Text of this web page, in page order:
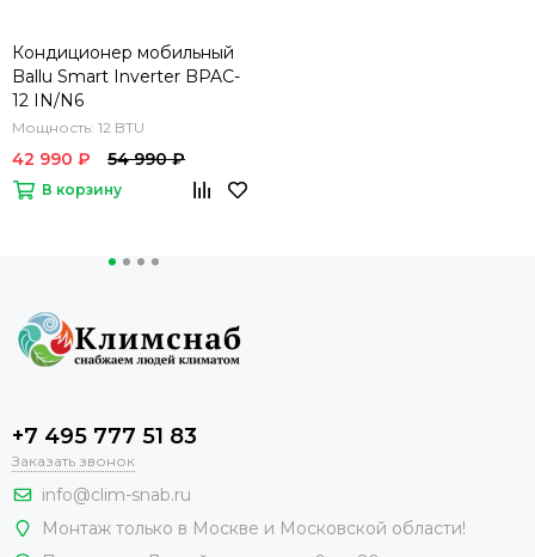
Кондиционер мобильный
Ballu Smart Inverter BPAC-
12 IN/N6
Мощность: 12 BTU
42 990 ₽ 54 990 ₽
В корзину
+7 495 777 51 83
Заказать звонок
info@clim-snab.ru
Монтаж только в Москве и Московской области!